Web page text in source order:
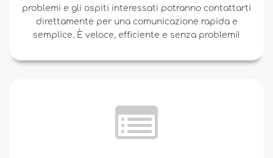
problemi e gli ospiti interessati potranno contattarti
direttamente per una comunicazione rapida e
semplice. È veloce, efficiente e senza problemi!